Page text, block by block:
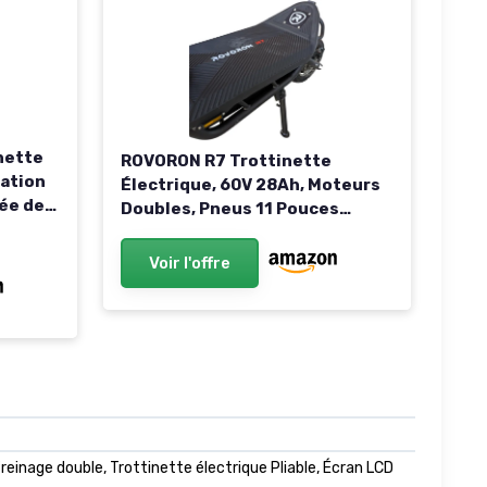
de
ROVORON R7 Trottinette
Électrique, 60V 28Ah, Moteurs
Doubles, Pneus 11 Pouces
Voir l'offre
double, Trottinette électrique Pliable, Écran LCD